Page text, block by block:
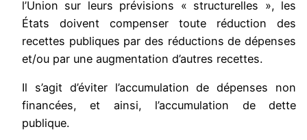
l’Union sur leurs prévisions « structurelles », les
États doivent compenser toute réduction des
recettes publiques par des réductions de dépenses
et/ou par une augmentation d’autres recettes.
Il s’agit d’éviter l’accumulation de dépenses non
financées, et ainsi, l’accumulation de dette
publique.